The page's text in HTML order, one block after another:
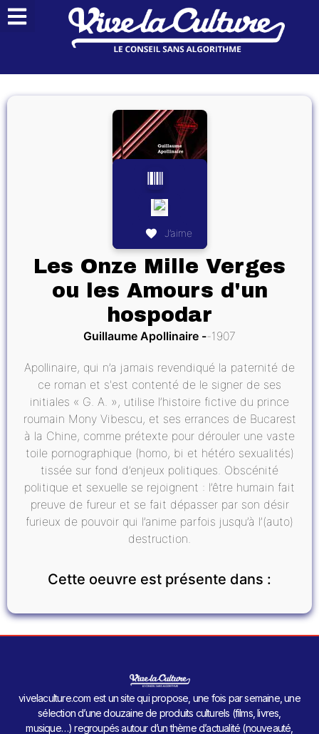
J’aime
Les Onze Mille Verges
ou les Amours d'un
hospodar
Guillaume Apollinaire 1907
Apollinaire, qui n’a jamais revendiqué la paternité de
ce roman et s'est contenté de le signer de ses
initiales « G. A. », utilise l’histoire fictive du prince
roumain Mony Vibescu, et ses errances de Bucarest
à la Chine, comme prétexte pour dérouler une vaste
toile pornographique (homo, bi et hétéro sexualités)
tissée sur fond d’enjeux politiques. Obscénité
politique et sexuelle se rejoignent : l’être humain fait
preuve de fureur et se fait dépasser par son désir
furieux de pouvoir qui l’anime parfois jusqu’à l’(auto)
destruction.
Cette oeuvre est présente dans :
vivelaculture.com est un site qui propose, une fois par semaine, une
sélection d’une douzaine de produits culturels (films, livres,
musique…) regroupés autour d’un thème d’actualité (nouveauté,